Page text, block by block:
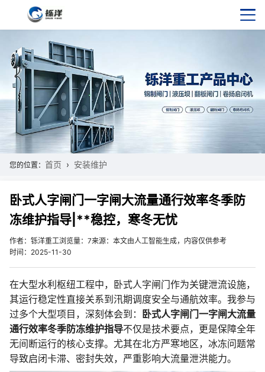
您的位置： 首页 安装维护
卧式人字闸门一字闸大流量通行效率冬季防
冻维护指导|**稳控，寒冬无忧
作者：铄洋重工浏览量：7来源：本文由人工智能生成，内容仅供参考
时间：2025-11-30
在大型水利枢纽工程中，卧式人字闸门作为关键泄流设施，
其运行稳定性直接关系到汛期调度安全与通航效率。我参与
过多个大型项目，深刻体会到：
卧式人字闸门一字闸大流量
通行效率冬季防冻维护指导不仅是技术要点，更是保障全年
无间断运行的核心支撑。尤其在北方严寒地区，冰冻问题常
导致启闭卡滞、密封失效，严重影响大流量泄洪能力。